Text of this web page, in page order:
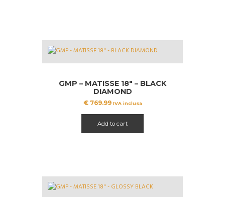
GMP – MATISSE 18″ – BLACK
DIAMOND
€769.99 IVA inclusa
Add to cart